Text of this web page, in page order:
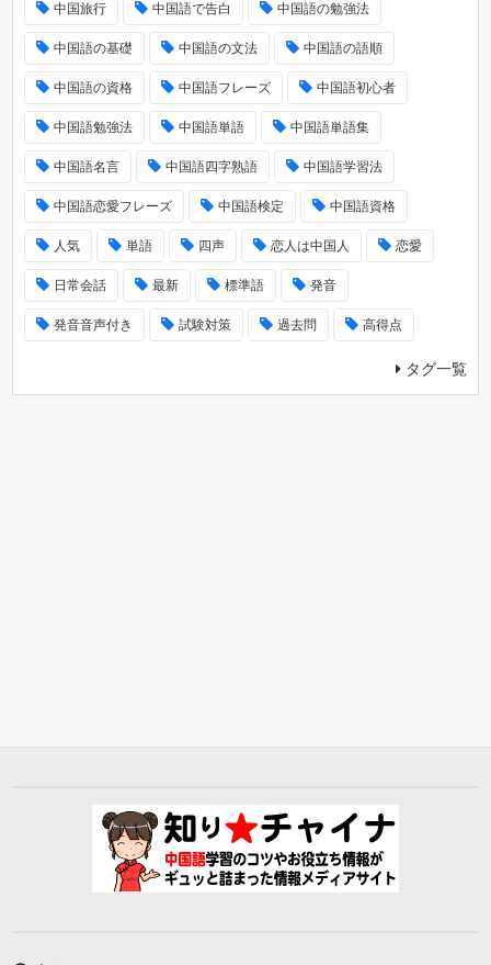
中国旅行 中国語で告白 中国語の勉強法
中国語の基礎 中国語の文法 中国語の語順
中国語の資格 中国語フレーズ 中国語初心者
中国語勉強法 中国語単語 中国語単語集
中国語名言 中国語四字熟語 中国語学習法
中国語恋愛フレーズ 中国語検定 中国語資格
人気 単語 四声 恋人は中国人 恋愛
日常会話 最新 標準語 発音
発音音声付き 試験対策 過去問 高得点
タグ一覧